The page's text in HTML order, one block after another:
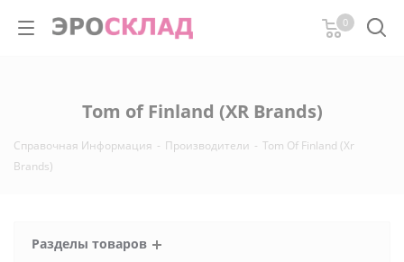
0
Tom of Finland (XR Brands)
Справочная Информация - Производители - Tom Of Finland (Xr
Brands)
Разделы товаров